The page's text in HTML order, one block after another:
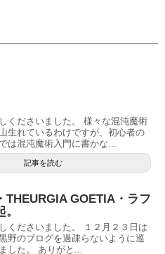
くださいました。 様々な混沌魔術
生れているわけですが、初心者の
は混沌魔術入門に書かな...
記事を読む
THEURGIA GOETIA・ラフ
くださいました。 １２月２３日は
野のブログを過疎らないように巡
した。 ありがと...